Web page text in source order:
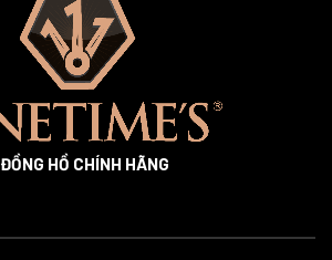
ĐỒNG HỒ CHÍNH HÃNG